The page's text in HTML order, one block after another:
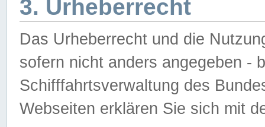
3. Urheberrecht
Das Urheberrecht und die
sofern nicht anders angegeben -
Schifffahrtsverwaltung des
Webseiten erklären Sie sich mit